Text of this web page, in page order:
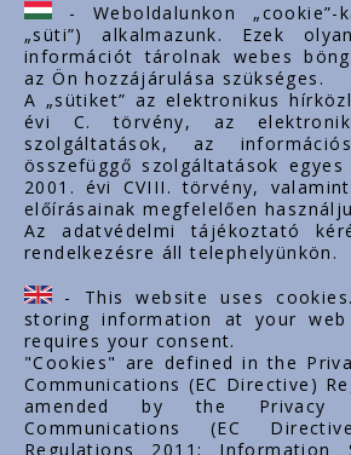
Fontos linkek
Rólunk
Dokumentumok
Kapcsolat
Karrier
Cég adatok
Tárhely adatok
Támogatások
- Weboldalunkon „cookie”-
„süti”) alkalmazunk. Ezek
információt tárolnak webes
az Ön hozzájárulása szükséges.
A „sütiket” az elektronikus
évi C. törvény, az
szolgáltatások, az
összefüggő szolgáltatások
2001. évi CVIII. törvény,
előírásainak megfelelően
Az adatvédelmi tájékoztató
rendelkezésre áll telephelyünkön.
- This website uses
storing information at your
requires your consent.
"Cookies" are defined in the
Communications (EC Directive)
amended by the Privacy
Communications (EC
Regulations 2011; Information